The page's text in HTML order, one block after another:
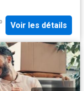
Voir les détails